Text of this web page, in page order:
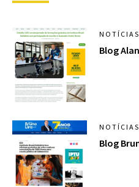
NOTÍCIAS
Blog
NOTÍCIAS
Blog